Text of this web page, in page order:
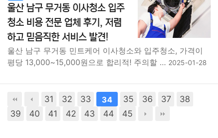
울산 남구 무거동 이사청소 입주
청소 비용 전문 업체 후기, 저렴
하고 믿음직한 서비스 발견!
울산 남구 무거동 민트케어 이사청소와 입주청소, 가격이
평당 13,000~15,000원으로 합리적! 주의할 … 2025-01-28
31 32 33 34 35 36 37
38
39
40 41 42 43 44 45